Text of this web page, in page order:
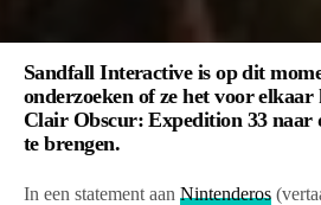
Sandfall Interactive is op dit
onderzoeken of ze het voor
Clair Obscur: Expedition 33 naar
te brengen.
In een statement aanNintenderos